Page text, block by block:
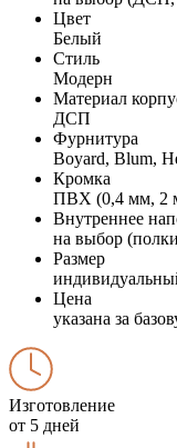
Цвет
Белый
Стиль
Модерн
Материал
ДСП
Фурнитура
Boyard, Blum,
Кромка
ПВХ (0,4 мм, 2
Внутреннее
на выбор
Размер
Цена
указана за
Изготовление
от 5 дней